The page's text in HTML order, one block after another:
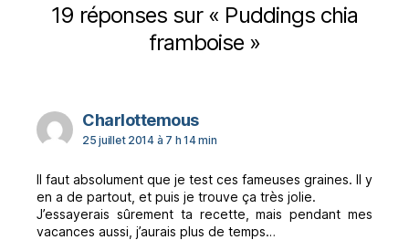
19 réponses sur « Puddings chia
framboise »
Charlottemousdit :
25 juillet 2014 à 7 h 14 min
Il faut absolument que je test ces fameuses graines. Il y
en a de partout, et puis je trouve ça très jolie.
J’essayerais sûrement ta recette, mais pendant mes
vacances aussi, j’aurais plus de temps…